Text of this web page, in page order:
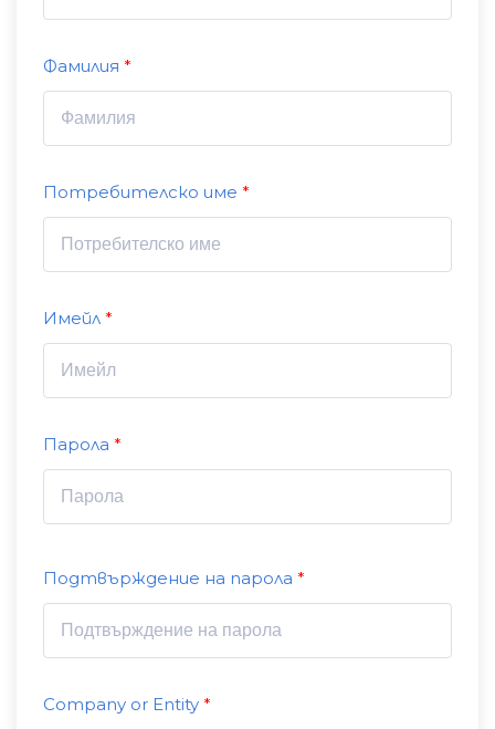
Фамилия
Потребителско име
Имейл
Парола
Подтвърждение на парола
Company or Entity